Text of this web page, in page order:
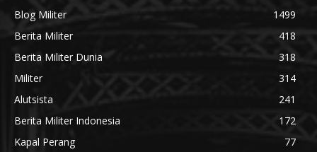
Blog Militer
1499
Berita Militer
418
Berita Militer Dunia
318
Militer
314
Alutsista
241
Berita Militer Indonesia
172
Kapal Perang
77